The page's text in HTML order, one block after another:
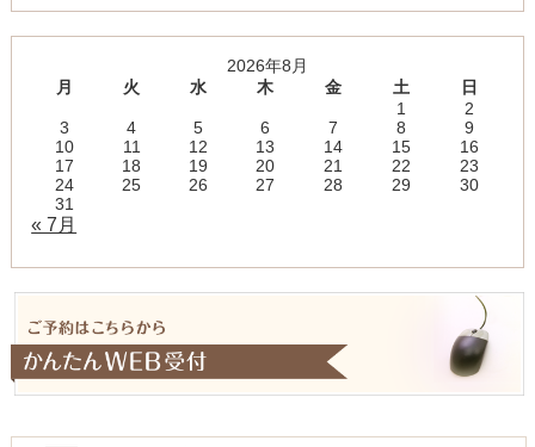
2026年8月
月
火 水 木 金 土
日
1
2
3
4 5 6 7 8
9
10
11 12 13 14 15
16
17
18 19 20 21 22
23
24
25 26 27 28 29
30
31
« 7月